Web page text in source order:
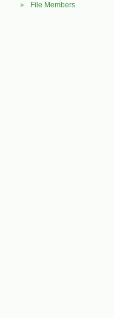
► File Members